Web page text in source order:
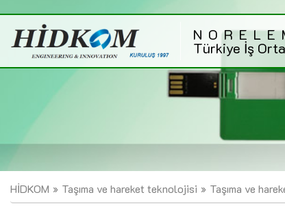
Türkiye İş
HİDKOM Taşıma ve hareket teknolojisi Taşıma ve